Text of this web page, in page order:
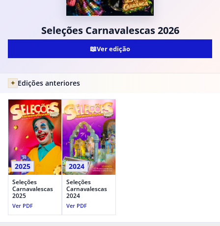
Seleções Carnavalescas 2026
📖Ver edição
✦ Edições anteriores
2025
Seleções
Carnavalescas
2025
Ver PDF
2024
Seleções
Carnavalescas
2024
Ver PDF